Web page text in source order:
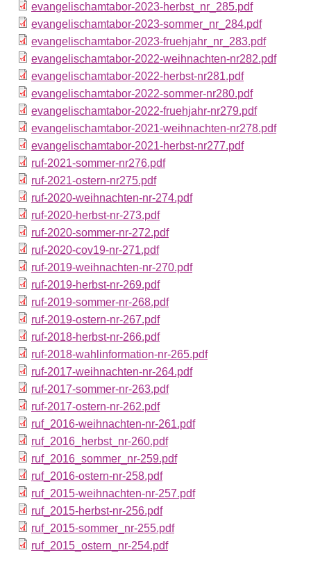
evangelischamtabor-2023-herbst_nr_285.pdf
evangelischamtabor-2023-sommer_nr_284.pdf
evangelischamtabor-2023-fruehjahr_nr_283.pdf
evangelischamtabor-2022-weihnachten-nr282.pdf
evangelischamtabor-2022-herbst-nr281.pdf
evangelischamtabor-2022-sommer-nr280.pdf
evangelischamtabor-2022-fruehjahr-nr279.pdf
evangelischamtabor-2021-weihnachten-nr278.pdf
evangelischamtabor-2021-herbst-nr277.pdf
ruf-2021-sommer-nr276.pdf
ruf-2021-ostern-nr275.pdf
ruf-2020-weihnachten-nr-274.pdf
ruf-2020-herbst-nr-273.pdf
ruf-2020-sommer-nr-272.pdf
ruf-2020-cov19-nr-271.pdf
ruf-2019-weihnachten-nr-270.pdf
ruf-2019-herbst-nr-269.pdf
ruf-2019-sommer-nr-268.pdf
ruf-2019-ostern-nr-267.pdf
ruf-2018-herbst-nr-266.pdf
ruf-2018-wahlinformation-nr-265.pdf
ruf-2017-weihnachten-nr-264.pdf
ruf-2017-sommer-nr-263.pdf
ruf-2017-ostern-nr-262.pdf
ruf_2016-weihnachten-nr-261.pdf
ruf_2016_herbst_nr-260.pdf
ruf_2016_sommer_nr-259.pdf
ruf_2016-ostern-nr-258.pdf
ruf_2015-weihnachten-nr-257.pdf
ruf_2015-herbst-nr-256.pdf
ruf_2015-sommer_nr-255.pdf
ruf_2015_ostern_nr-254.pdf